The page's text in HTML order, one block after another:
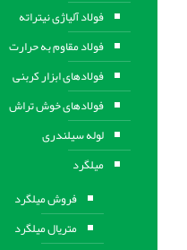
فولاد آلیاژی نیتراته
فولاد مقاوم به حرارت
فولادهای ابزار کربنی
فولادهای خوش تراش
لوله سیلندری
میلگرد
فروش میلگرد
متریال میلگرد